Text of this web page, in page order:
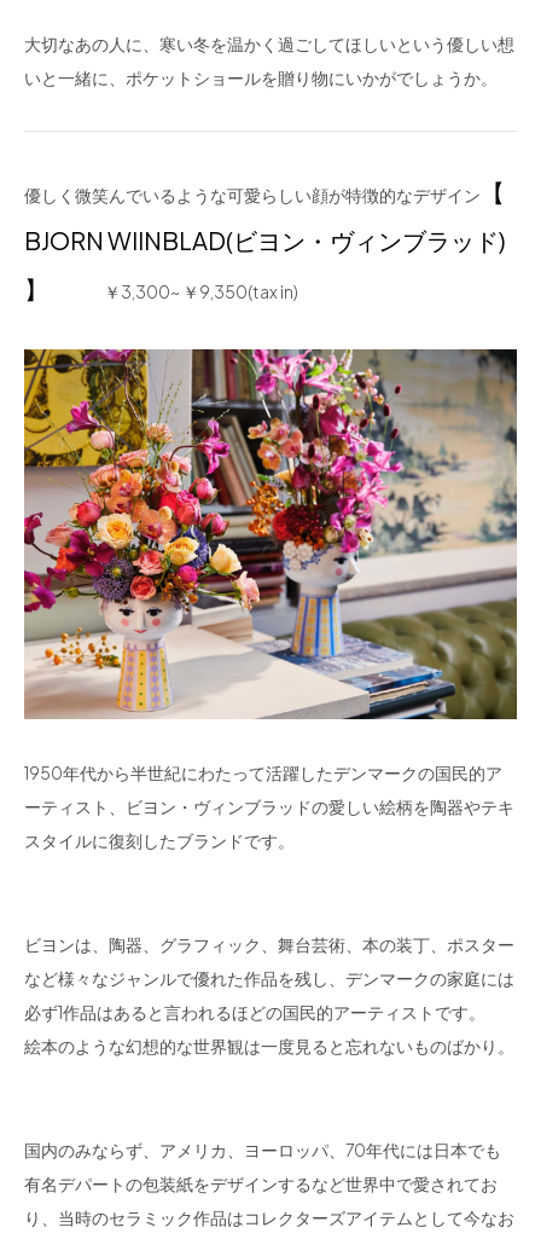
大切なあの人に、寒い冬を温かく過ごしてほしいという優しい想
いと一緒に、ポケットショールを贈り物にいかがでしょうか。
優しく微笑んでいるような可愛らしい顔が特徴的なデザイン
【
BJORN WIINBLAD(ビヨン・ヴィンブラッド)
】
￥3,300~ ￥9,350(tax in)
1950年代から半世紀にわたって活躍したデンマークの国民的ア
ーティスト、ビヨン・ヴィンブラッドの愛しい絵柄を陶器やテキ
スタイルに復刻したブランドです。
ビヨンは、陶器、グラフィック、舞台芸術、本の装丁、ポスター
など様々なジャンルで優れた作品を残し、デンマークの家庭には
必ず1作品はあると言われるほどの国民的アーティストです。
絵本のような幻想的な世界観は一度見ると忘れないものばかり。
国内のみならず、アメリカ、ヨーロッパ、70年代には日本でも
有名デパートの包装紙をデザインするなど世界中で愛されてお
り、当時のセラミック作品はコレクターズアイテムとして今なお